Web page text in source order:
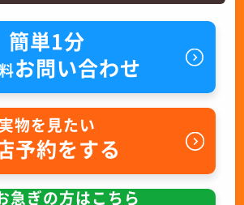
簡単1分
お問い合わせ
実物を見たい
予約をする
急ぎの方はこちら